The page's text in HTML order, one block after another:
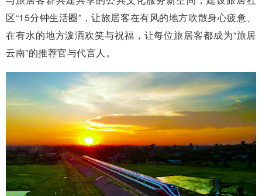
区“15分钟生活圈”，让旅居客在有风的地方吹散身心疲惫、
在有水的地方泼洒欢笑与祝福，让每位旅居客都成为“旅居
云南”的推荐官与代言人。